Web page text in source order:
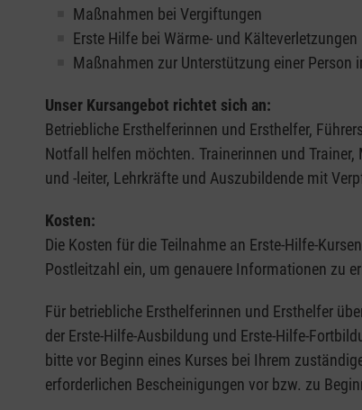
Maßnahmen bei Vergiftungen
Erste Hilfe bei Wärme- und Kälteverletzungen
Maßnahmen zur Unterstützung einer Person
Unser Kursangebot richtet sich an:
Betriebliche Ersthelferinnen und Ersthelfer,
Notfall helfen möchten. Trainerinnen und
und -leiter, Lehrkräfte und Auszubildende mit
Kosten:
Die Kosten für die Teilnahme an Erste-Hilfe-
Postleitzahl ein, um genauere Informationen zu
Für betriebliche Ersthelferinnen und Ersthelfer
der Erste-Hilfe-Ausbildung und Erste-Hilfe-
bitte vor Beginn eines Kurses bei Ihrem
erforderlichen Bescheinigungen vor bzw. zu